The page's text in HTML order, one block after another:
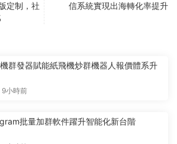
定制，社
信系統實現出海轉化率提升
群發器賦能紙飛機炒群機器人報價體系升
9小時前
批量加群軟件躍升智能化新台階